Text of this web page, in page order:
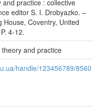
practice : collective
editor S. I. Drobyazko. –
House, Coventry, United
4-12.
and practice
handle/123456789/8560